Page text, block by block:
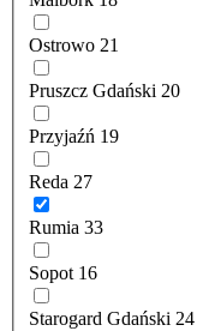
Ostrowo 21
Pruszcz Gdański 20
Przyjaźń 19
Reda 27
Rumia 33
Sopot 16
Starogard Gdański 24